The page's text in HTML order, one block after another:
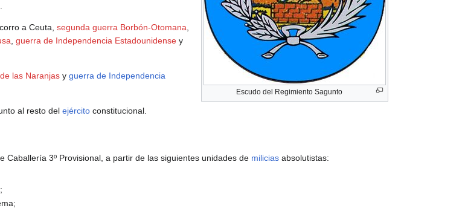
Escudo del Regimiento Sagunto
a Ceuta, segunda guerra Borbón-Otomana
guerra de Independencia Estadounidense y
las Naranjas y guerra de Independencia
al resto del ejército constitucional.
Caballería 3º Provisional, a partir de las siguientes unidades de milicias absolutistas: